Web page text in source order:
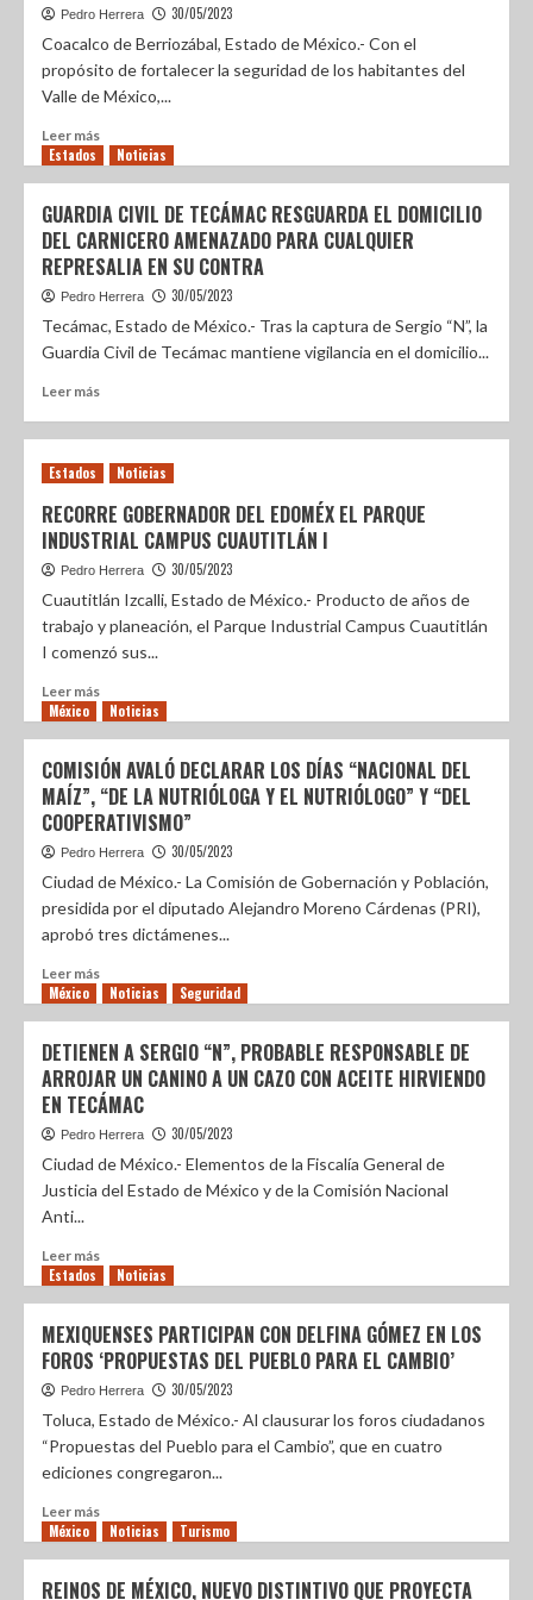
Pedro Herrera 30/05/2023
Coacalco de Berriozábal, Estado de México.- Con el
propósito de fortalecer la seguridad de los habitantes del
Valle de México,...
Leer más
Estados Noticias
GUARDIA CIVIL DE TECÁMAC RESGUARDA EL DOMICILIO
DEL CARNICERO AMENAZADO PARA CUALQUIER
REPRESALIA EN SU CONTRA
Pedro Herrera 30/05/2023
Tecámac, Estado de México.- Tras la captura de Sergio “N”, la
Guardia Civil de Tecámac mantiene vigilancia en el domicilio...
Leer más
Estados Noticias
RECORRE GOBERNADOR DEL EDOMÉX EL PARQUE
INDUSTRIAL CAMPUS CUAUTITLÁN I
Pedro Herrera 30/05/2023
Cuautitlán Izcalli, Estado de México.- Producto de años de
trabajo y planeación, el Parque Industrial Campus Cuautitlán
I comenzó sus...
Leer más
México Noticias
COMISIÓN AVALÓ DECLARAR LOS DÍAS “NACIONAL DEL
MAÍZ”, “DE LA NUTRIÓLOGA Y EL NUTRIÓLOGO” Y “DEL
COOPERATIVISMO”
Pedro Herrera 30/05/2023
Ciudad de México.- La Comisión de Gobernación y Población,
presidida por el diputado Alejandro Moreno Cárdenas (PRI),
aprobó tres dictámenes...
Leer más
México Noticias Seguridad
DETIENEN A SERGIO “N”, PROBABLE RESPONSABLE DE
ARROJAR UN CANINO A UN CAZO CON ACEITE HIRVIENDO
EN TECÁMAC
Pedro Herrera 30/05/2023
Ciudad de México.- Elementos de la Fiscalía General de
Justicia del Estado de México y de la Comisión Nacional
Anti...
Leer más
Estados Noticias
MEXIQUENSES PARTICIPAN CON DELFINA GÓMEZ EN LOS
FOROS ‘PROPUESTAS DEL PUEBLO PARA EL CAMBIO’
Pedro Herrera 30/05/2023
Toluca, Estado de México.- Al clausurar los foros ciudadanos
“Propuestas del Pueblo para el Cambio”, que en cuatro
ediciones congregaron...
Leer más
México Noticias Turismo
REINOS DE MÉXICO, NUEVO DISTINTIVO QUE PROYECTA